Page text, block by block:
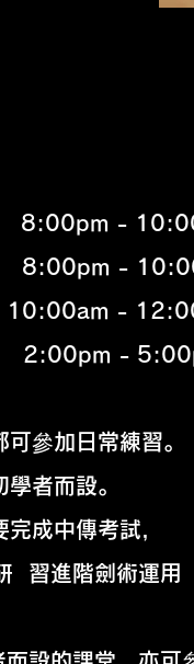
8:00pm -
-
-
-
可參加日常練習。
者而設。
成中傳考試，
進階劍術運用